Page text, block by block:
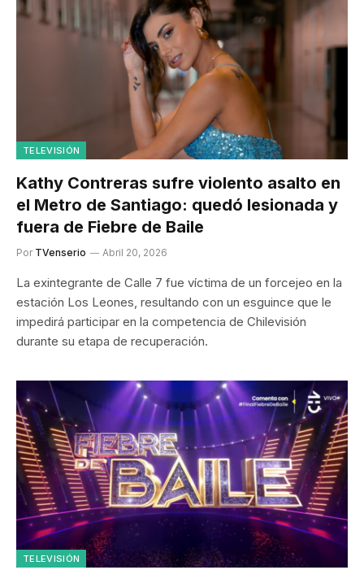
TELEVISIÓN
Kathy Contreras sufre violento asalto en
el Metro de Santiago: quedó lesionada y
fuera de Fiebre de Baile
Por TVenserio Abril 20, 2026
La exintegrante de Calle 7 fue víctima de un forcejeo en la
estación Los Leones, resultando con un esguince que le
impedirá participar en la competencia de Chilevisión
durante su etapa de recuperación.
TELEVISIÓN